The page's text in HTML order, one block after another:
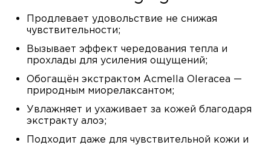
Продлевает удовольствие не снижая
чувствительности;
Вызывает эффект чередования тепла и
прохлады для усиления ощущений;
Обогащён экстрактом Acmella Oleracea —
природным миорелаксантом;
Увлажняет и ухаживает за кожей благодаря
экстракту алоэ;
Подходит даже для чувствительной кожи и